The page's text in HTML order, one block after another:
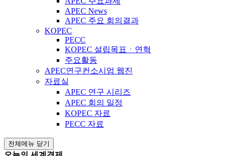
APEC News
APEC 주요 회의결과
KOPEC
PECC
KOPEC 설립목표ㆍ연혁
주요활동
APEC연구컨소시엄 웹진
자료실
APEC 연구 시리즈
APEC 회의 일정
KOPEC 자료
PECC 자료
전체메뉴 닫기